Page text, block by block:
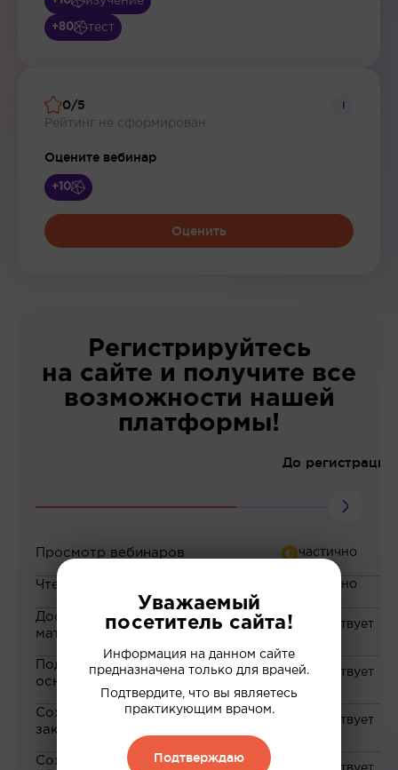
+80 тест
0/5
Рейтинг не сформирован
i
Оцените вебинар
+10
Оценить
Регистрируйтесь
на сайте и получите все
возможности нашей
платформы!
До регистрации
Просмотр вебинаров
Чтение статей
Доступ к закрытым
материалам
Подборка материалов на
основе ваших интересов
Сохранение материалов в
закладки
Сохранение прогресса по
Уважаемый
посетитель сайта!
Информация на данном сайте
предназначена только для врачей.
Подтвердите, что вы являетесь
практикующим врачом.
Подтверждаю